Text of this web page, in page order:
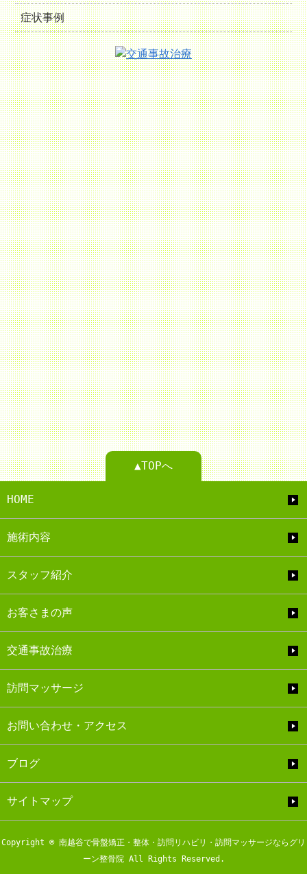
症状事例
▲TOPへ
HOME
施術内容
スタッフ紹介
お客さまの声
交通事故治療
訪問マッサージ
お問い合わせ・アクセス
ブログ
サイトマップ
Copyright © 南越谷で骨盤矯正・整体・訪問リハビリ・訪問マッサージならグリ
ーン整骨院 All Rights Reserved.